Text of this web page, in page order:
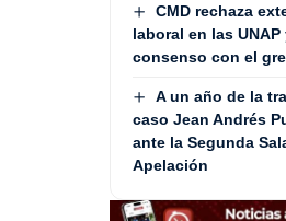
CMD rechaza
laboral en las
consenso con el
A un año de la
caso Jean Andrés
ante la Segunda
Apelación